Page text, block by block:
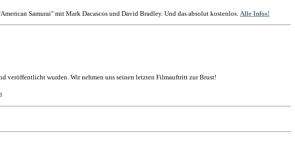
Samurai" mit Mark Dacascos und David Bradley. Und das absolut kostenlos. Alle Infos!
veröffentlicht wurden. Wir nehmen uns seinen letzten Filmauftritt zur Brust!